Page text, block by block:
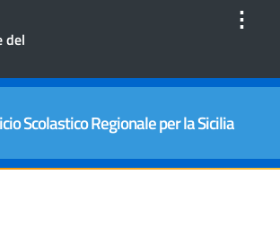
del
⋮
Scolastico Regionale per la Sicilia